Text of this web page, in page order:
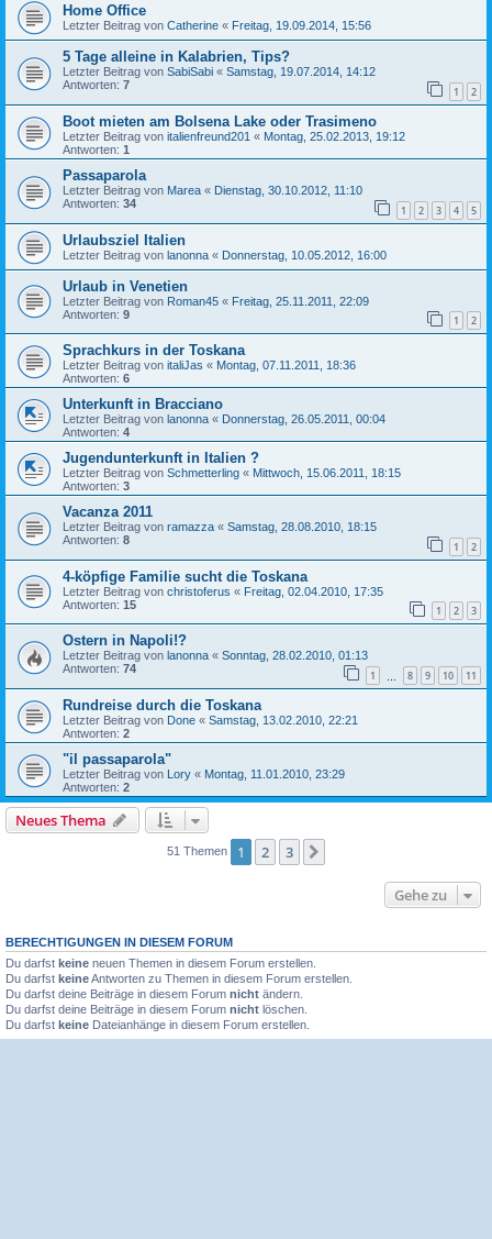
Home Office
Letzter Beitrag von Catherine « Freitag, 19.09.2014, 15:56
5 Tage alleine in Kalabrien, Tips?
Letzter Beitrag von SabiSabi « Samstag, 19.07.2014, 14:12
Antworten: 7 1 2
Boot mieten am Bolsena Lake oder Trasimeno
Letzter Beitrag von italienfreund201 « Montag, 25.02.2013, 19:12
Antworten: 1
Passaparola
Letzter Beitrag von Marea « Dienstag, 30.10.2012, 11:10
Antworten: 34 1 2 3 4 5
Urlaubsziel Italien
Letzter Beitrag von lanonna « Donnerstag, 10.05.2012, 16:00
Urlaub in Venetien
Letzter Beitrag von Roman45 « Freitag, 25.11.2011, 22:09
Antworten: 9 1 2
Sprachkurs in der Toskana
Letzter Beitrag von italiJas « Montag, 07.11.2011, 18:36
Antworten: 6
Unterkunft in Bracciano
Letzter Beitrag von lanonna « Donnerstag, 26.05.2011, 00:04
Antworten: 4
Jugendunterkunft in Italien ?
Letzter Beitrag von Schmetterling « Mittwoch, 15.06.2011, 18:15
Antworten: 3
Vacanza 2011
Letzter Beitrag von ramazza « Samstag, 28.08.2010, 18:15
Antworten: 8 1 2
4-köpfige Familie sucht die Toskana
Letzter Beitrag von christoferus « Freitag, 02.04.2010, 17:35
Antworten: 15 1 2 3
Ostern in Napoli!?
Letzter Beitrag von lanonna « Sonntag, 28.02.2010, 01:13
Antworten: 74 1 8 9 10 11
Rundreise durch die Toskana
Letzter Beitrag von Done « Samstag, 13.02.2010, 22:21
Antworten: 2
"il passaparola"
Letzter Beitrag von Lory « Montag, 11.01.2010, 23:29
Antworten: 2
Neues Thema
51 Themen 1 2 3
Gehe zu
BERECHTIGUNGEN IN DIESEM FORUM
Du darfst keine neuen Themen in diesem Forum erstellen.
Du darfst keineAntworten zu Themen in diesem Forum erstellen.
Du darfst deine Beiträge in diesem Forum nicht ändern.
Du darfst deine Beiträge in diesem Forum nicht löschen.
Du darfst keine Dateianhänge in diesem Forum erstellen.